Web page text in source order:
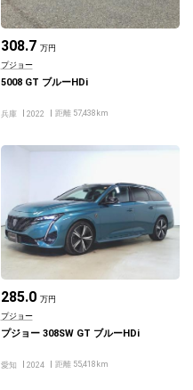
308.7 万円
プジョー
5008 GT ブルーHDi
兵庫 2022 距離 57,438km
285.0 万円
プジョー
プジョー 308SW GT ブルーHDi
愛知 2024 距離 55,418km